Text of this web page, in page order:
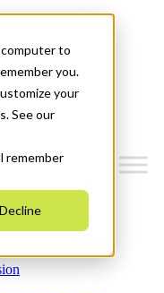
to
you.
your
See our
remember
Decline